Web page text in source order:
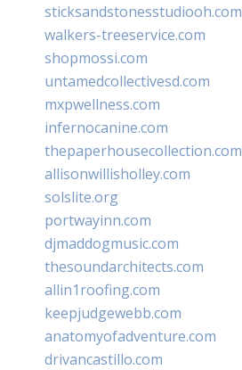
sticksandstonesstudiooh.com
walkers-treeservice.com
shopmossi.com
untamedcollectivesd.com
mxpwellness.com
infernocanine.com
thepaperhousecollection.com
allisonwillisholley.com
solslite.org
portwayinn.com
djmaddogmusic.com
thesoundarchitects.com
allin1roofing.com
keepjudgewebb.com
anatomyofadventure.com
drivancastillo.com